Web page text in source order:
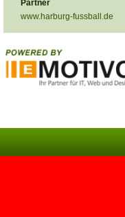
Partner
www.harburg-fussball.de